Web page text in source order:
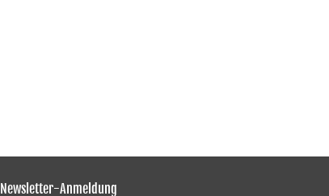
Newsletter-Anmeldung